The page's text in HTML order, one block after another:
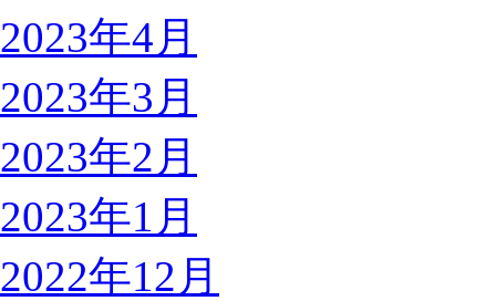
2023年4月
2023年3月
2023年2月
2023年1月
2022年12月